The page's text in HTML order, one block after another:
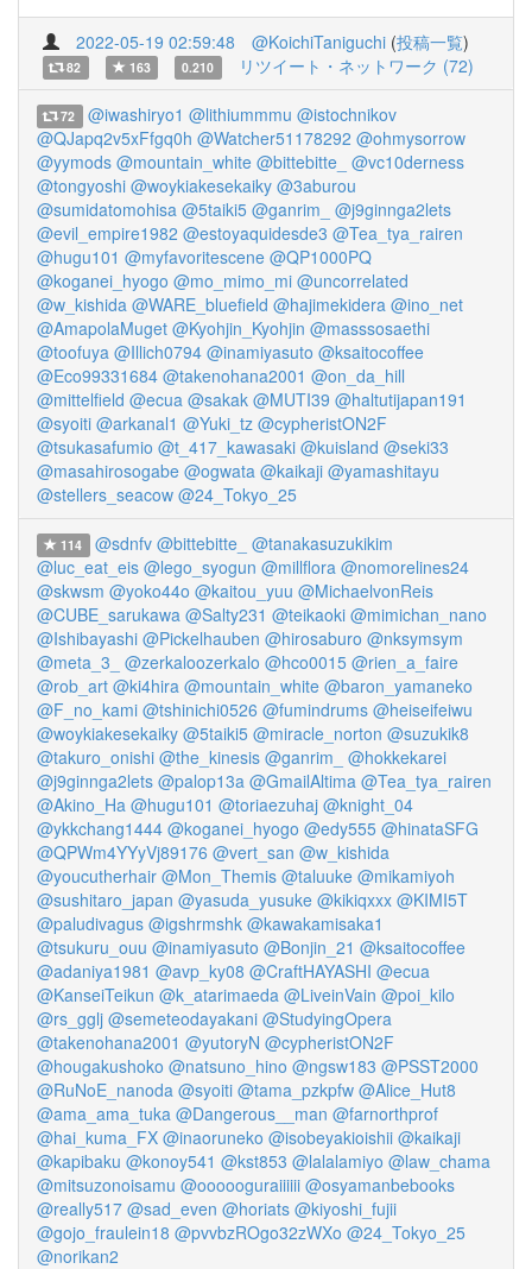
2022-05-19 02:59:48 @KoichiTaniguchi (投稿一覧)
82 163 0.210 リツイート・ネットワーク (72)
72 @iwashiryo1 @lithiummmu @istochnikov
@QJapq2v5xFfgq0h @Watcher51178292 @ohmysorrow
@yymods @mountain_white @bittebitte_ @vc10derness
@tongyoshi @woykiakesekaiky @3aburou
@sumidatomohisa @5taiki5 @ganrim_
@j9ginnga2lets
@evil_empire1982 @estoyaquidesde3 @Tea_tya_rairen
@hugu101 @myfavoritescene @QP1000PQ
@koganei_hyogo @mo_mimo_mi @uncorrelated
@w_kishida @WARE_bluefield @hajimekidera @ino_net
@AmapolaMuget @Kyohjin_Kyohjin @masssosaethi
@toofuya @Illich0794 @inamiyasuto @ksaitocoffee
@Eco99331684 @takenohana2001 @on_da_hill
@mittelfield @ecua @sakak @MUTI39 @haltutijapan191
@syoiti @arkanal1 @Yuki_tz @cypheristON2F
@tsukasafumio @t_417_kawasaki @kuisland @seki33
@masahirosogabe @ogwata @kaikaji @yamashitayu
@stellers_seacow @24_Tokyo_25
114 @sdnfv @bittebitte_ @tanakasuzukikim
@luc_eat_eis @lego_syogun @millflora @nomorelines24
@skwsm @yoko44o @kaitou_yuu @MichaelvonReis
@CUBE_sarukawa @Salty231 @teikaoki @mimichan_nano
@Ishibayashi @Pickelhauben @hirosaburo @nksymsym
@meta_3_
@zerkaloozerkalo @hco0015 @rien_a_faire
@rob_art @ki4hira @mountain_white @baron_yamaneko
@F_no_kami @tshinichi0526 @fumindrums @heiseifeiwu
@woykiakesekaiky @5taiki5 @miracle_norton @suzukik8
@takuro_onishi @the_kinesis @ganrim_
@hokkekarei
@j9ginnga2lets @palop13a @GmailAltima @Tea_tya_rairen
@Akino_Ha @hugu101 @toriaezuhaj @knight_04
@ykkchang1444 @koganei_hyogo @edy555 @hinataSFG
@QPWm4YYyVj89176 @vert_san @w_kishida
@youcutherhair @Mon_Themis @taluuke @mikamiyoh
@sushitaro_japan @yasuda_yusuke @kikiqxxx @KIMI5T
@paludivagus @igshrmshk @kawakamisaka1
@tsukuru_ouu @inamiyasuto @Bonjin_21 @ksaitocoffee
@adaniya1981 @avp_ky08 @CraftHAYASHI @ecua
@KanseiTeikun @k_atarimaeda @LiveinVain @poi_kilo
@rs_gglj @semeteodayakani @StudyingOpera
@takenohana2001 @yutoryN @cypheristON2F
@hougakushoko @natsuno_hino @ngsw183 @PSST2000
@RuNoE_nanoda @syoiti @tama_pzkpfw @Alice_Hut8
@ama_ama_tuka @Dangerous__man @farnorthprof
@hai_kuma_FX @inaoruneko @isobeyakioishii @kaikaji
@kapibaku @konoy541 @kst853 @lalalamiyo @law_chama
@mitsuzonoisamu @oooooguraiiiiii @osyamanbebooks
@really517 @sad_even @horiats @kiyoshi_fujii
@gojo_fraulein18 @pvvbzROgo32zWXo @24_Tokyo_25
@norikan2